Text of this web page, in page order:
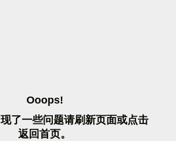
OOOPS!
现了一些问题请刷 新页面或点击
返 回首页。